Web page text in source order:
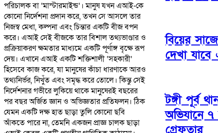
পরিচালক বা ‘মাস্টারমাইন্ড’। মানুষ যখন এআই-কে
কোনো নির্দেশনা প্রদান করে, তখন সে আসলে তার
নিজস্ব মেধা, কল্পনা এবং চিন্তার একটি বীজ বপন
করে। এআই সেই বীজকে তার বিশাল তথ্যভাণ্ডার ও
প্রক্রিয়াকরণ ক্ষমতার মাধ্যমে একটি পূর্ণাঙ্গ বৃক্ষে রূপ
দেয়। এখানে এআই একটি শক্তিশালী ‘সহকারী’
হিসেবে কাজ করে, যা মানুষের কাঁচা ধারণাকে আরও
তথ্যনির্ভর, নিখুঁত এবং সমৃদ্ধ করে তোলে। কিন্তু সেই
নির্দেশনার গভীরে লুকিয়ে থাকে মানুষেরই বছরের
পর বছর অর্জিত জ্ঞান ও অভিজ্ঞতার প্রতিফলন। ঠিক
যেমন একটি দক্ষ হাত ছাড়া তুলি কোনো ছবি
আঁকতে পারে না, তেমনি একজন প্রাজ্ঞ চালক ছাড়া
বিয়ের
দেখা
টঙ্গী পূর্ব
অভিযানে
গ্রেফতার